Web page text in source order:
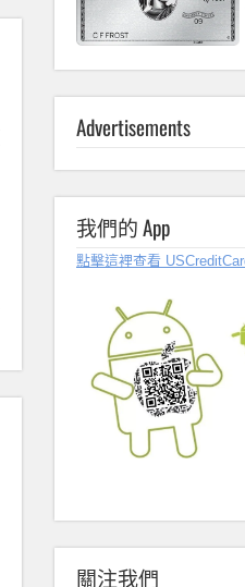
Advertisements
我們的 App
點擊這裡查看
關注我們